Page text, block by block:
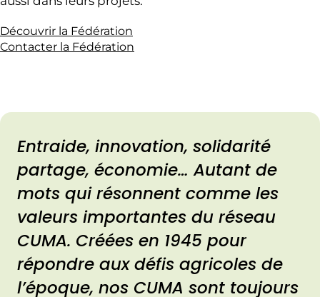
Découvrir la Fédération
Contacter la Fédération
Entraide, innovation, solidarité
partage, économie… Autant de
mots qui résonnent comme les
valeurs importantes du réseau
CUMA. Créées en 1945 pour
répondre aux défis agricoles de
l’époque, nos CUMA sont toujours